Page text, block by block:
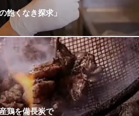
鳥
町3-5-5
飽くなき探求」
一本一本に魂を込めて焼き上げる至高の
加減、塩やタレの配分まで、日々試行錯
串を追求しています。鶏の旨みを最大限
びから仕込みまで一切の妥協なし。食べ
とジューシーな旨み、そのこだわりをぜ
鶏を備長炭で